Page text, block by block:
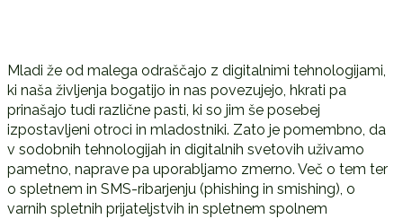
Mladi že od malega odraščajo z digitalnimi tehnologijami,
ki naša življenja bogatijo in nas povezujejo, hkrati pa
prinašajo tudi različne pasti, ki so jim še posebej
izpostavljeni otroci in mladostniki. Zato je pomembno, da
v sodobnih tehnologijah in digitalnih svetovih uživamo
pametno, naprave pa uporabljamo zmerno. Več o tem ter
o spletnem in SMS-ribarjenju (phishing in smishing), o
varnih spletnih prijateljstvih in spletnem spolnem